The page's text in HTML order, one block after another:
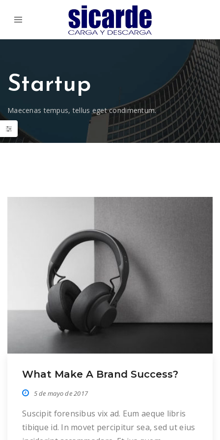
Startup
Maecenas tempus, tellus eget condimentum.
What Make A Brand Success?
5 de mayo de 2017
Suscipit forensibus vix ad. Eum aeque libris
tibique id. In movet percipitur sea, sed ut eius